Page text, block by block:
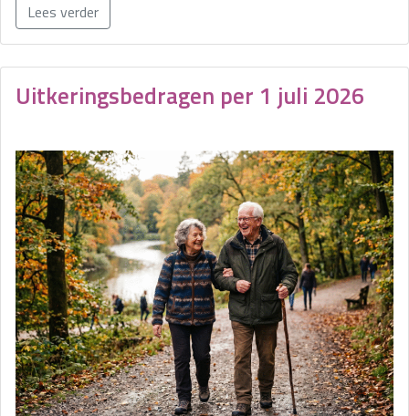
Lees verder
Uitkeringsbedragen per 1 juli 2026